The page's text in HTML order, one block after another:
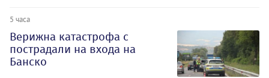
5 часа
Верижна катастрофа с
пострадали на входа на
Банско